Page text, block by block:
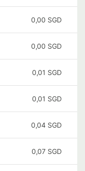
0,00 SGD
0,00 SGD
0,01 SGD
0,01 SGD
0,04 SGD
0,07 SGD